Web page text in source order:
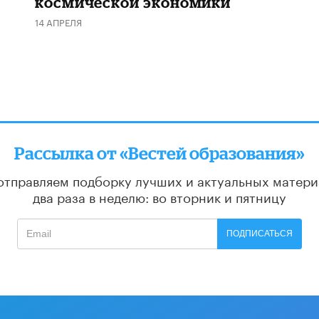
14 АПРЕЛЯ
Рассылка от «Вестей образования»
подборку лучших и актуальных
два раза в неделю: во вторник и пятницу
ПОДПИСАТЬСЯ